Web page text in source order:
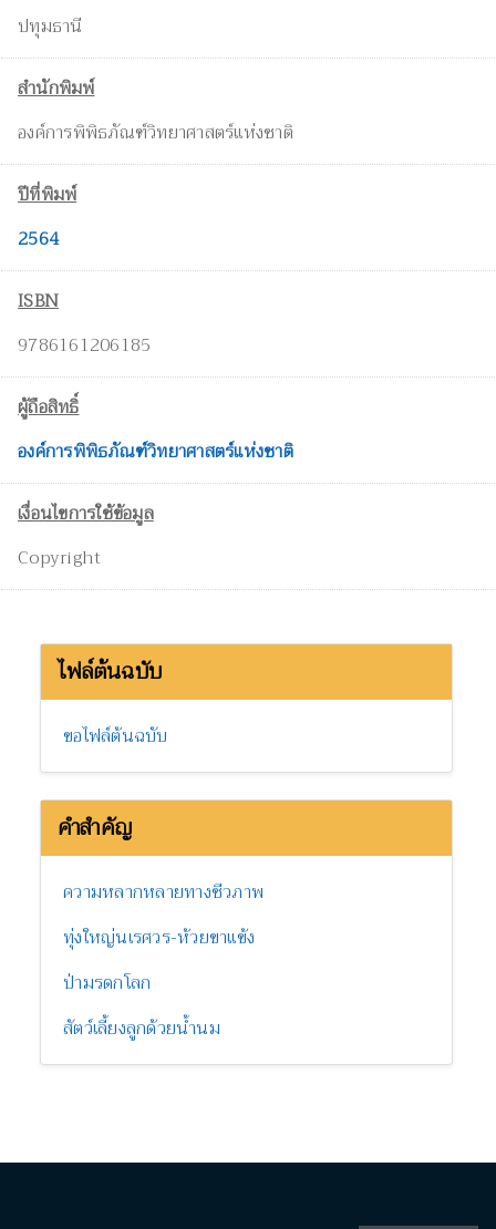
ปทุมธานี
สำนักพิมพ์
องค์การพิพิธภัณฑ์วิทยาศาสตร์แห่งชาติ
ปีที่พิมพ์
2564
ISBN
9786161206185
ผู้ถือสิทธิ์
องค์การพิพิธภัณฑ์วิทยาศาสตร์แห่งชาติ
เงื่อนไขการใช้ข้อมูล
Copyright
ไฟล์ต้นฉบับ
ขอไฟล์ต้นฉบับ
คำสำคัญ
ความหลากหลายทางชีวภาพ
ทุ่งใหญ่นเรศวร-ห้วยขาแข้ง
ป่ามรดกโลก
สัตว์เลี้ยงลูกด้วยน้ำนม